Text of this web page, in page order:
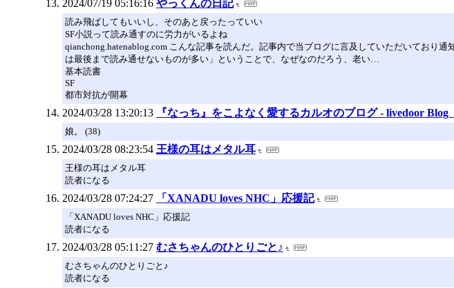
2024/07/19 05:16:16 やっくんの日記
読み飛ばしてもいいし、そのあと戻ったっていい
SF小説って読み通すのに労力がいるよね
qianchong.hatenablog.com こんな記事を読んだ。記事内で当ブログに言及していただいており
は最後まで読み通せないものが多い」ということで、なぜなのだろう、老い…
基本読書
SF
都市対抗が開幕
2024/03/28 13:20:13 『なっち』をこよなく愛するカルオのブログ - livedoor Blog
娘。 (38)
2024/03/28 08:23:54 王様の耳はメタル耳
王様の耳はメタル耳
読者になる
2024/03/28 07:24:27 「XANADU loves NHC」応援記
「XANADU loves NHC」応援記
読者になる
2024/03/28 05:11:27 むさちゃんのひとりごと♪
むさちゃんのひとりごと♪
読者になる